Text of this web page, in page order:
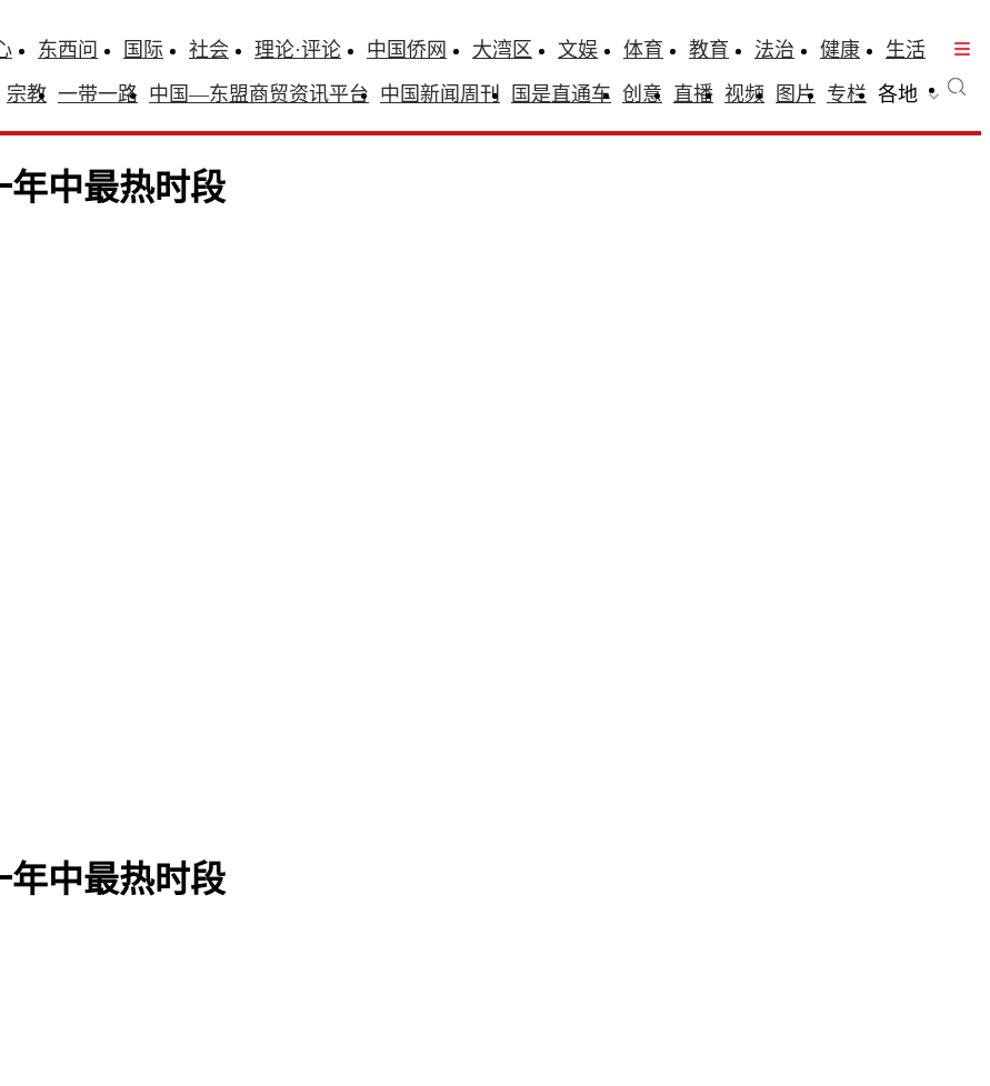
东西问 国际 社会 理论·评论 中国侨网 大湾区 文娱 体育 教育 法治 健康
生活
宗教 一带一路 中国—东盟商贸资讯平台 中国新闻周刊 国是直通车 创意 直播 视频 图片 专栏 各地
年中最热时段
年中最热时段